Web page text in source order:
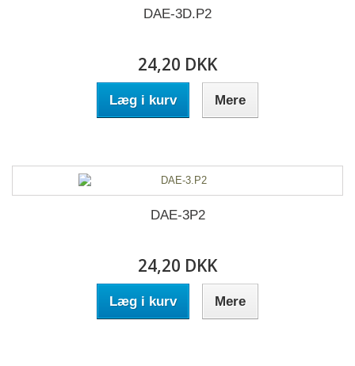
DAE-3D.P2
24,20 DKK
Læg i kurv Mere
DAE-3P2
24,20 DKK
Læg i kurv Mere